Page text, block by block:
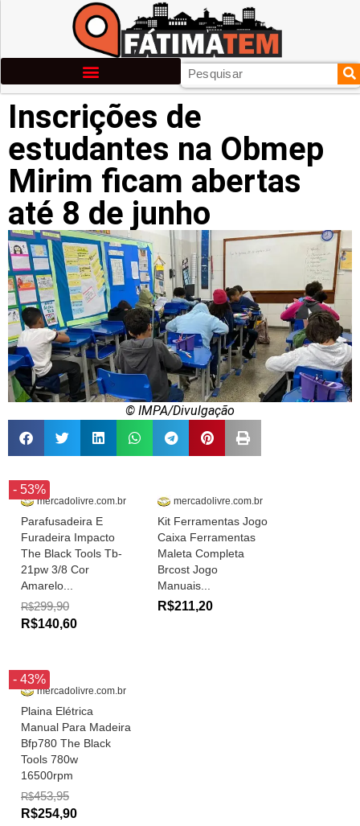
Inscrições de
estudantes na Obmep
Mirim ficam abertas
até 8 de junho
© IMPA/Divulgação
- 53%
mercadolivre.com.br
Parafusadeira E
Furadeira Impacto
The Black Tools Tb-
21pw 3/8 Cor
Amarelo...
R$299,90
R$140,60
mercadolivre.com.br
Kit Ferramentas Jogo
Caixa Ferramentas
Maleta Completa
Brcost Jogo
Manuais...
R$211,20
- 43%
mercadolivre.com.br
Plaina Elétrica
Manual Para Madeira
Bfp780 The Black
Tools 780w
16500rpm
R$453,95
R$254,90